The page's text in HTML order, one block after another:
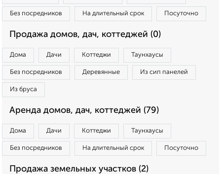
Без посредников На длительный срок Посуточно
Продажа домов, дач, коттеджей (0)
Дома Дачи Коттеджи Таунхаусы
Без посредников Деревянные Из сип панелей
Из бруса
Аренда домов, дач, коттеджей (79)
Дома Дачи Коттеджи Таунхаусы
Без посредников На длительный срок Посуточно
Продажа земельных участков (2)